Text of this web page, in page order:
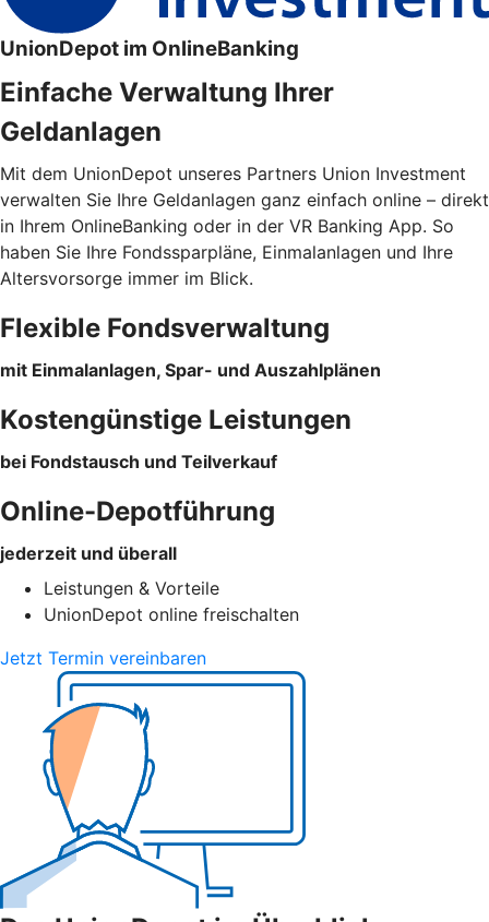
UnionDepot im OnlineBanking
Einfache Verwaltung Ihrer
Geldanlagen
Mit dem UnionDepot unseres Partners Union Investment
verwalten Sie Ihre Geldanlagen ganz einfach online – direkt
in Ihrem OnlineBanking oder in der VR Banking App. So
haben Sie Ihre Fondssparpläne, Einmalanlagen und Ihre
Altersvorsorge immer im Blick.
Flexible Fondsverwaltung
mit Einmalanlagen, Spar- und Auszahlplänen
Kostengünstige Leistungen
bei Fondstausch und Teilverkauf
Online-Depotführung
jederzeit und überall
Leistungen & Vorteile
UnionDepot online freischalten
Jetzt Termin vereinbaren